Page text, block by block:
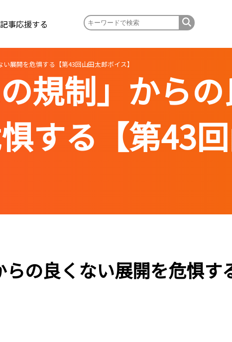
事応援する
展開を危惧する【第43回山田太郎ボイス】
規制」からの
する【第43
らの良くない展開を危惧す